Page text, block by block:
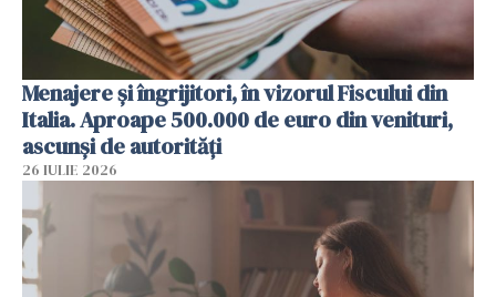
Menajere și îngrijitori, în vizorul Fiscului din
Italia. Aproape 500.000 de euro din venituri,
ascunși de autorități
26 IULIE 2026